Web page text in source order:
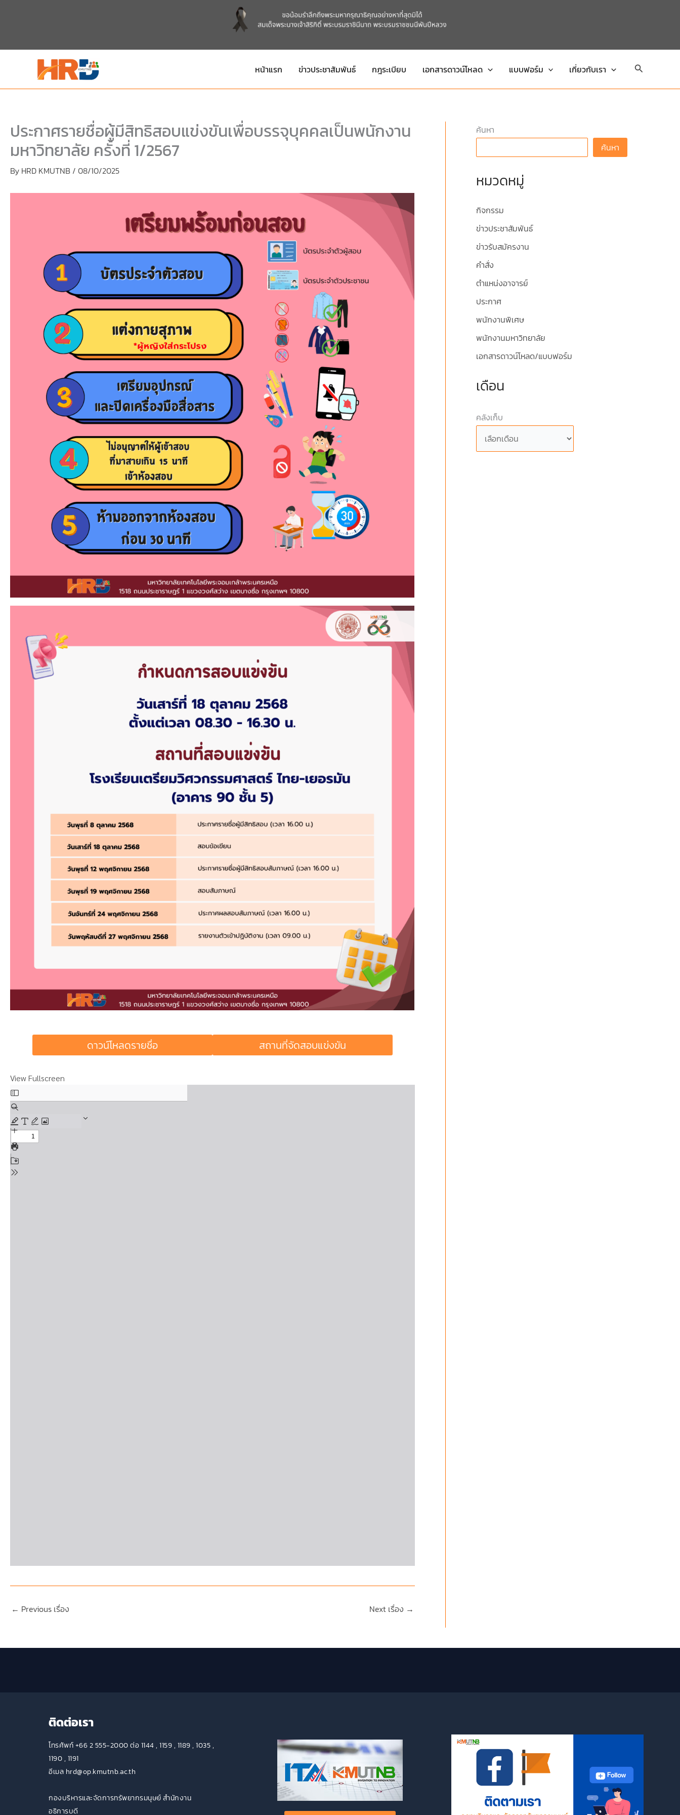
หน้าแรก ข่าวประชาสัมพันธ์ กฎระเบียบ เอกสารดาวน์โหลด แบบฟอร์ม เกี่ยวกับเรา Search
ประกาศรายชื่อผู้มีสิทธิสอบแข่งขันเพื่อบรรจุบุคคลเป็นพนักงาน
มหาวิทยาลัย ครั้งที่ 1/2567
By HRD KMUTNB / 08/10/2025
ดาวน์โหลดรายชื่อ สถานที่จัดสอบแข่งขัน
View Fullscreen
← Previous เรื่อง Next เรื่อง →
ค้นหา
ค้นหา
หมวดหมู่
กิจกรรม
ข่าวประชาสัมพันธ์
ข่าวรับสมัครงาน
คำสั่ง
ตำแหน่งอาจารย์
ประกาศ
พนักงานพิเศษ
พนักงานมหาวิทยาลัย
เอกสารดาวน์โหลด/แบบฟอร์ม
เดือน
คลังเก็บ
ติดต่อเรา
โทรศัพท์ +66 2 555-2000 ต่อ 1144 , 1159 , 1189 , 1035 ,
1190 , 1191
อีเมล hrd@op.kmutnb.ac.th
กองบริหารและจัดการทรัพยากรมนุษย์ สำนักงาน
อธิการบดี